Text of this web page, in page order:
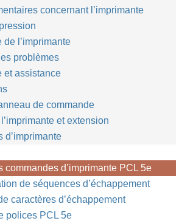
concernant l’imprimante
l’imprimante
problèmes
et assistance
de commande
et extension
d’imprimante
commandes d’imprimante PCL 5e
de séquences d’échappement
caractères d’échappement
polices PCL 5e